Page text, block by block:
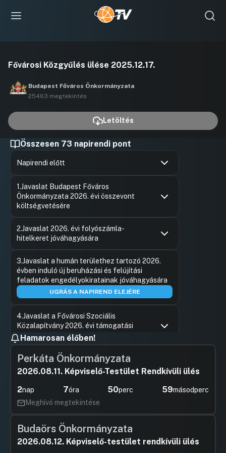
Fővárosi Közgyűlés ülése 2025.12.17.
Budapest Főváros Önkormányzata
25463 megtekintés
Letöltés
Összesen 73 napirendi pont
Napirendi előtt
1.Javaslat Budapest Főváros
Önkormányzata 2026. évi összevont
költségvetésére
2.Javaslat 2026. évi folyószámla-
hitelkeret jóváhagyására
3.Javaslat a humán területhez tartozó 2026.
évben induló új beruházási és felújítási
feladatok engedélyokiratainak jóváhagyására
UGRÁS A NAPIREND ELEJÉRE
4.Javaslat a Fővárosi Szociális
Közalapítvány 2026. évi támogatási
szerződéseinek jóváhagyására
Hozzászólások
5.Javaslat fővárosi települési
támogatásról szóló rendelet
Hozzászólások Ugrás a napirendi pontra
Kiss
6.Javaslat a Budapest főváros közigazgatási
az üzemképtelen járművek tárolásának
szabályozásáról szóló 30/2010. (VI. 4.)
önkormányzati rendelet módosítására
Hamarosan élőben!
Perkáta Önkormányzata
2026.08.11. Képviselő-Testület Rendkívüli ülés
2nap 7óra 50perc 58másodperc
Meghívó megtekintése
Budaörs Önkormányzata
2026.08.12. Képviselő-testület rendkívüli ülés